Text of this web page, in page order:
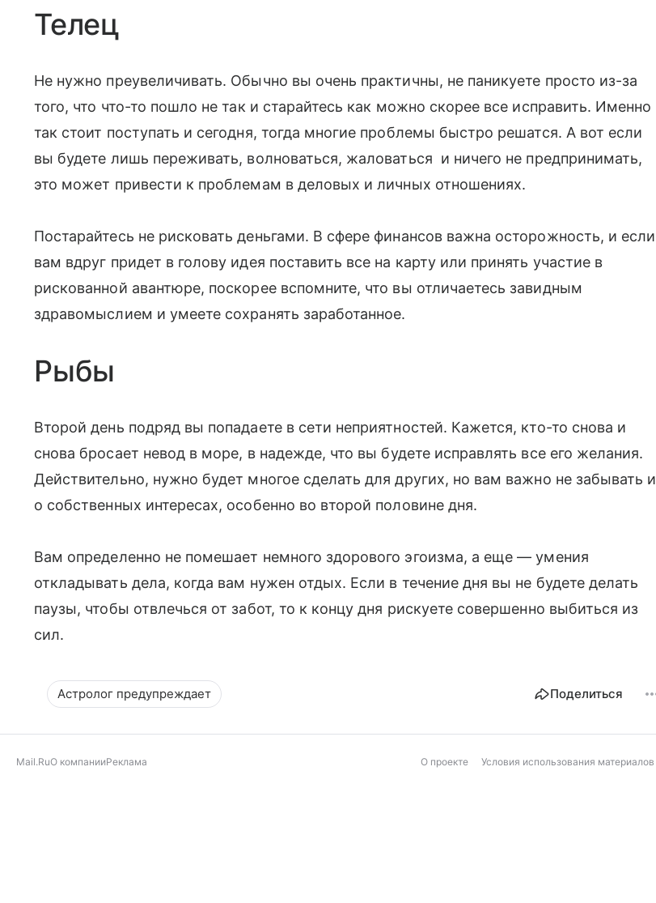
Телец
Не нужно преувеличивать. Обычно вы очень практичны, не паникуете просто из-за
того, что что-то пошло не так и старайтесь как можно скорее все исправить. Именно
так стоит поступать и сегодня, тогда многие проблемы быстро решатся. А вот если
вы будете лишь переживать, волноваться, жаловаться и ничего не предпринимать,
это может привести к проблемам в деловых и личных отношениях.
Постарайтесь не рисковать деньгами. В сфере финансов важна осторожность, и если
вам вдруг придет в голову идея поставить все на карту или принять участие в
рискованной авантюре, поскорее вспомните, что вы отличаетесь завидным
здравомыслием и умеете сохранять заработанное.
Рыбы
Второй день подряд вы попадаете в сети неприятностей. Кажется, кто-то снова и
снова бросает невод в море, в надежде, что вы будете исправлять все его желания.
Действительно, нужно будет многое сделать для других, но вам важно не забывать и
о собственных интересах, особенно во второй половине дня.
Вам определенно не помешает немного здорового эгоизма, а еще — умения
откладывать дела, когда вам нужен отдых. Если в течение дня вы не будете делать
паузы, чтобы отвлечься от забот, то к концу дня рискуете совершенно выбиться из
сил.
Астролог предупреждает Поделиться
Mail.RuО компанииРеклама О проекте Условия использования материалов